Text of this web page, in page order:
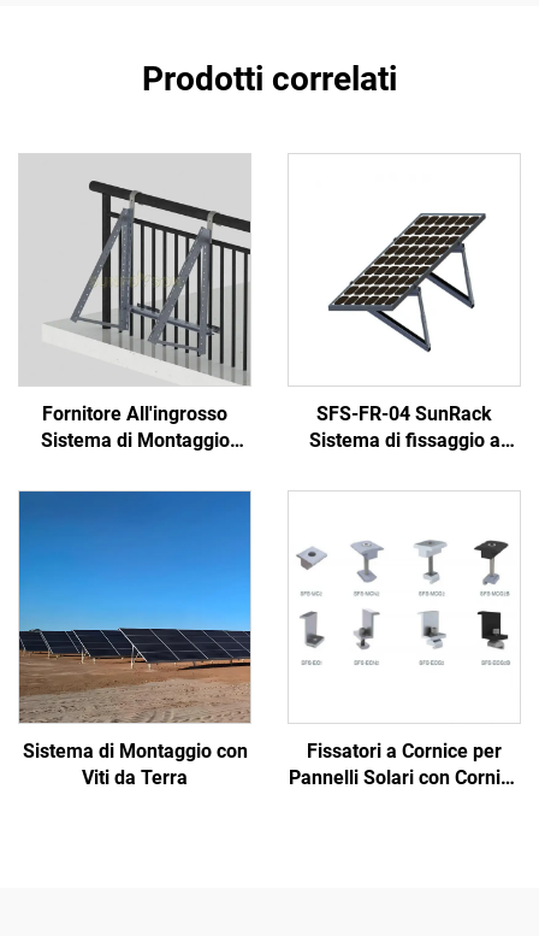
Prodotti correlati
Fornitore All'ingrosso
Sistema di Montaggio
Solare Balcone
SFS-FR-04 SunRack
Sistema di fissaggio a
Sistema di Montaggio con
Viti da Terra
Fissatori a Cornice per
Pannelli Solari con Cornice